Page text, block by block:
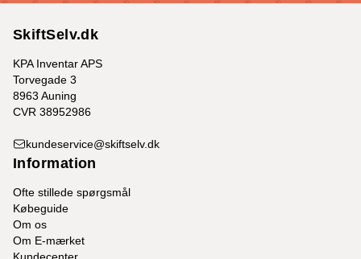
SkiftSelv.dk
KPA Inventar APS
Torvegade 3
8963 Auning
CVR 38952986
kundeservice@skiftselv.dk
Information
Ofte stillede spørgsmål
Købeguide
Om os
Om E-mærket